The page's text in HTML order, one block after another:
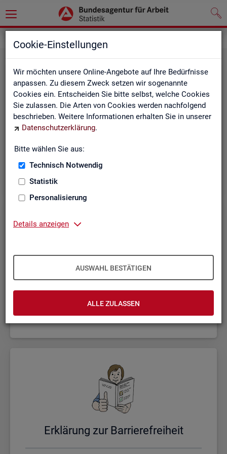
Cookie-Einstellungen
Wir möchten unsere Online-Angebote auf Ihre Bedürfnisse
anpassen. Zu diesem Zweck setzen wir sogenannte
Cookies ein. Entscheiden Sie bitte selbst, welche Cookies
Sie zulassen. Die Arten von Cookies werden nachfolgend
beschrieben. Weitere Informationen erhalten Sie in unserer
Datenschutzerklärung.
Bitte wählen Sie aus:
Technisch Notwendig
Statistik
Personalisierung
Details anzeigen
AUSWAHL BESTÄTIGEN
ALLE ZULASSEN
Er­klä­rung zur Bar­rie­re­frei­heit